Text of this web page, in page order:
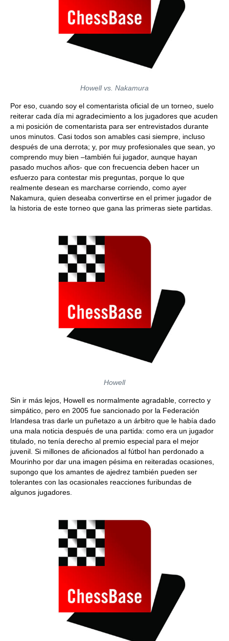
Howell vs. Nakamura
Por eso, cuando soy el comentarista oficial de un torneo, suelo
reiterar cada día mi agradecimiento a los jugadores que acuden
a mi posición de comentarista para ser entrevistados durante
unos minutos. Casi todos son amables casi siempre, incluso
después de una derrota; y, por muy profesionales que sean, yo
comprendo muy bien –también fui jugador, aunque hayan
pasado muchos años- que con frecuencia deben hacer un
esfuerzo para contestar mis preguntas, porque lo que
realmente desean es marcharse corriendo, como ayer
Nakamura, quien deseaba convertirse en el primer jugador de
la historia de este torneo que gana las primeras siete partidas.
Howell
Sin ir más lejos, Howell es normalmente agradable, correcto y
simpático, pero en 2005 fue sancionado por la Federación
Irlandesa tras darle un puñetazo a un árbitro que le había dado
una mala noticia después de una partida: como era un jugador
titulado, no tenía derecho al premio especial para el mejor
juvenil. Si millones de aficionados al fútbol han perdonado a
Mourinho por dar una imagen pésima en reiteradas ocasiones,
supongo que los amantes de ajedrez también pueden ser
tolerantes con las ocasionales reacciones furibundas de
algunos jugadores.